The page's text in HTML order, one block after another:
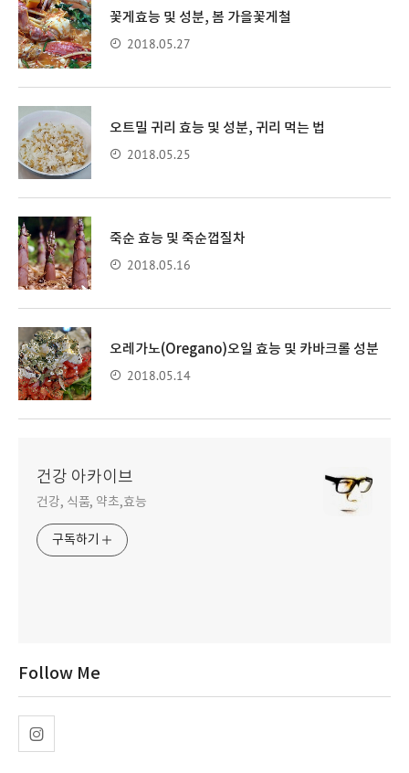
꽃게효능 및 성분, 봄 가을꽃게철
2018.05.27
오트밀 귀리 효능 및 성분, 귀리 먹는 법
2018.05.25
죽순 효능 및 죽순껍질차
2018.05.16
오레가노(Oregano)오일 효능 및 카바크롤 성분
2018.05.14
건강 아카이브
건강, 식품, 약초,효능
구독하기
Follow Me